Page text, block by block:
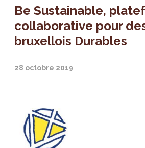
Be Sustainable,
collaborative pour
bruxellois Durables
28 octobre 2019